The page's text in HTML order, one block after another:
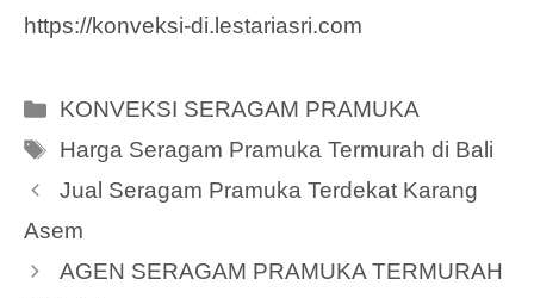
https://konveksi-di.lestariasri.com
Categories
KONVEKSI SERAGAM PRAMUKA
Tags
Harga Seragam Pramuka Termurah di Bali
Jual Seragam Pramuka Terdekat Karang
Asem
AGEN SERAGAM PRAMUKA TERMURAH